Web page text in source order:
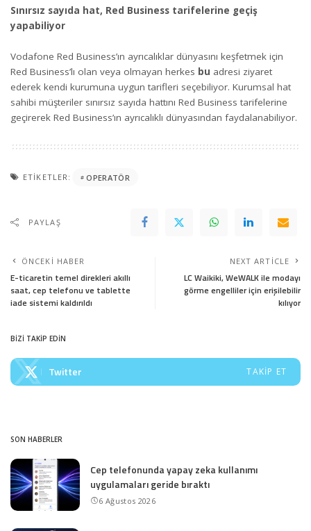
Sınırsız sayıda hat, Red Business tarifelerine geçiş
yapabiliyor
Vodafone Red Business’ın ayrıcalıklar dünyasını keşfetmek için
Red Business’lı olan veya olmayan herkes bu adresi ziyaret
ederek kendi kurumuna uygun tarifleri seçebiliyor. Kurumsal hat
sahibi müşteriler sınırsız sayıda hattını Red Business tarifelerine
geçirerek Red Business’ın ayrıcalıklı dünyasından faydalanabiliyor.
ETIKETLER: OPERATÖR
PAYLAŞ
ÖNCEKI HABER
E-ticaretin temel direkleri akıllı
saat, cep telefonu ve tablette
iade sistemi kaldırıldı
NEXT ARTICLE
LC Waikiki, WeWALK ile modayı
görme engelliler için erişilebilir
kılıyor
BİZİ TAKİP EDİN
Twitter TAKIP ET
SON HABERLER
Cep telefonunda yapay zeka kullanımı
uygulamaları geride bıraktı
6 Ağustos 2026